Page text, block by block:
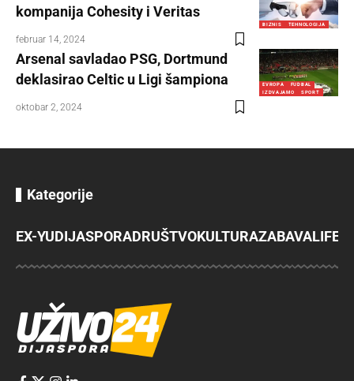
BIZNIS TEHNOLOGIJA
kompanija Cohesity i Veritas
februar 14, 2024
EVROPA
FUDBAL
IZDVAJAMO
SPORT
Arsenal savladao PSG, Dortmund
deklasirao Celtic u Ligi šampiona
oktobar 2, 2024
Kategorije
EX-YUDIJASPORADRUŠTVOKULTURAZABAVA